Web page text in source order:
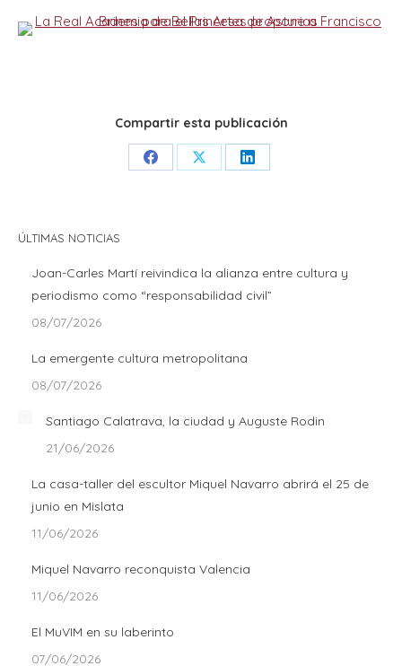
Compartir esta publicación
Share Share Share
ÚLTIMAS NOTICIAS
Joan-Carles Martí reivindica la alianza entre cultura y
periodismo como “responsabilidad civil”
08/07/2026
La emergente cultura metropolitana
08/07/2026
Santiago Calatrava, la ciudad y Auguste Rodin
21/06/2026
La casa-taller del escultor Miquel Navarro abrirá el 25 de
junio en Mislata
11/06/2026
Miquel Navarro reconquista Valencia
11/06/2026
El MuVIM en su laberinto
07/06/2026